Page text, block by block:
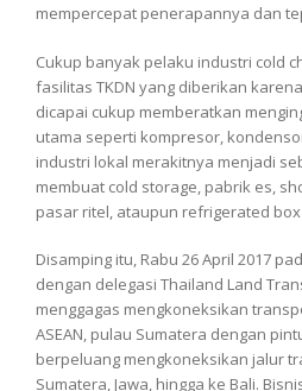
mempercepat penerapannya dan
Cukup banyak pelaku industri cold
fasilitas TKDN yang diberikan
dicapai cukup memberatkan
utama seperti kompresor,
industri lokal merakitnya menjadi
membuat cold storage, pabrik es,
pasar ritel, ataupun refrigerated
Disamping itu, Rabu 26 April 2017
dengan delegasi Thailand Land
menggagas mengkoneksikan
ASEAN, pulau Sumatera dengan
berpeluang mengkoneksikan jalur
Sumatera, Jawa, hingga ke Bali.